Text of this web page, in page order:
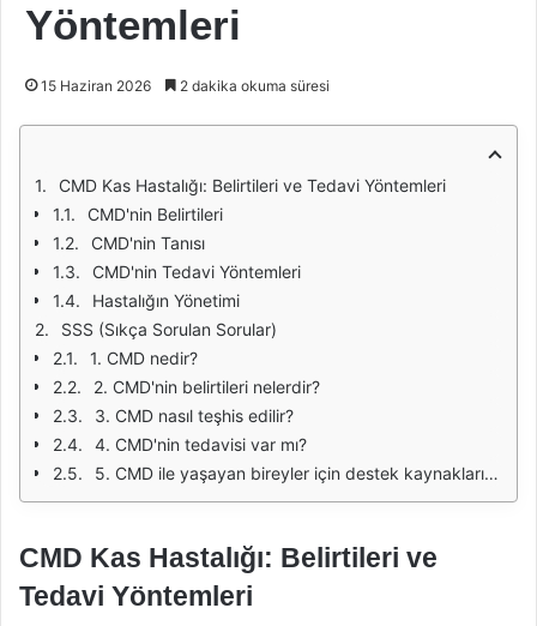
Yöntemleri
15 Haziran 2026 2 dakika okuma süresi
CMD Kas Hastalığı: Belirtileri ve Tedavi Yöntemleri
CMD'nin Belirtileri
CMD'nin Tanısı
CMD'nin Tedavi Yöntemleri
Hastalığın Yönetimi
SSS (Sıkça Sorulan Sorular)
1. CMD nedir?
2. CMD'nin belirtileri nelerdir?
3. CMD nasıl teşhis edilir?
4. CMD'nin tedavisi var mı?
5. CMD ile yaşayan bireyler için destek kaynakları nelerdir?
CMD Kas Hastalığı: Belirtileri ve
Tedavi Yöntemleri